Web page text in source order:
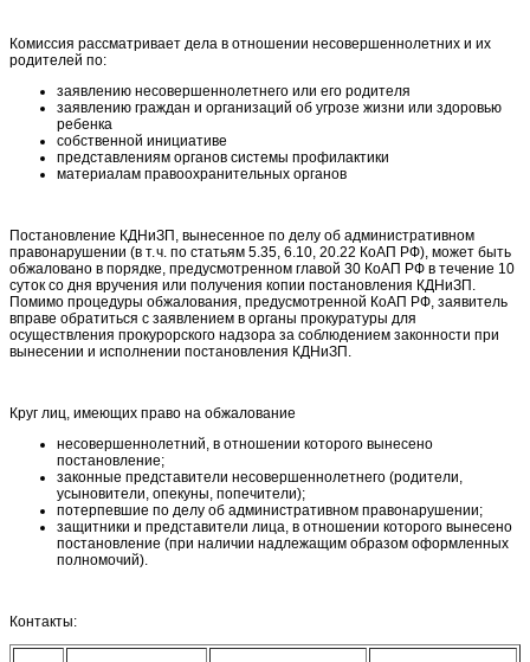
Комиссия рассматривает дела в отношении несовершеннолетних и их
родителей по:
заявлению несовершеннолетнего или его родителя
заявлению граждан и организаций об угрозе жизни или здоровью
ребенка
собственной инициативе
представлениям органов системы профилактики
материалам правоохранительных органов
Постановление КДНиЗП, вынесенное по делу об административном
правонарушении (в т. ч. по статьям 5.35, 6.10, 20.22 КоАП РФ), может быть
обжаловано в порядке, предусмотренном главой 30 КоАП РФ в течение 10
суток со дня вручения или получения копии постановления КДНиЗП.
Помимо процедуры обжалования, предусмотренной КоАП РФ, заявитель
вправе обратиться с заявлением в органы прокуратуры для
осуществления прокурорского надзора за соблюдением законности при
вынесении и исполнении постановления КДНиЗП.
Круг лиц, имеющих право на обжалование
несовершеннолетний, в отношении которого вынесено
постановление;
законные представители несовершеннолетнего (родители,
усыновители, опекуны, попечители);
потерпевшие по делу об административном правонарушении;
защитники и представители лица, в отношении которого вынесено
постановление (при наличии надлежащим образом оформленных
полномочий).
Контакты: